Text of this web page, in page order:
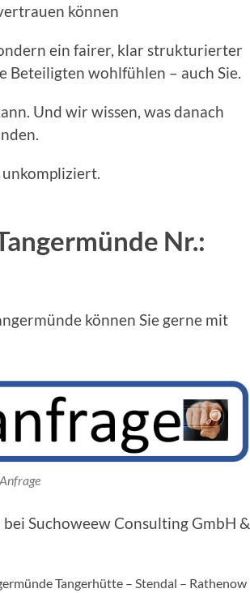
können
ein fairer, klar strukturierter
Beteiligten wohlfühlen – auch Sie.
Und wir wissen, was danach
Nr.:
können Sie gerne mit
Suchoweew Consulting GmbH &
Tangerhütte – Stendal – Rathenow